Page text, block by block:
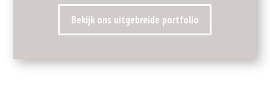
Bekijk ons uitgebreide portfolio